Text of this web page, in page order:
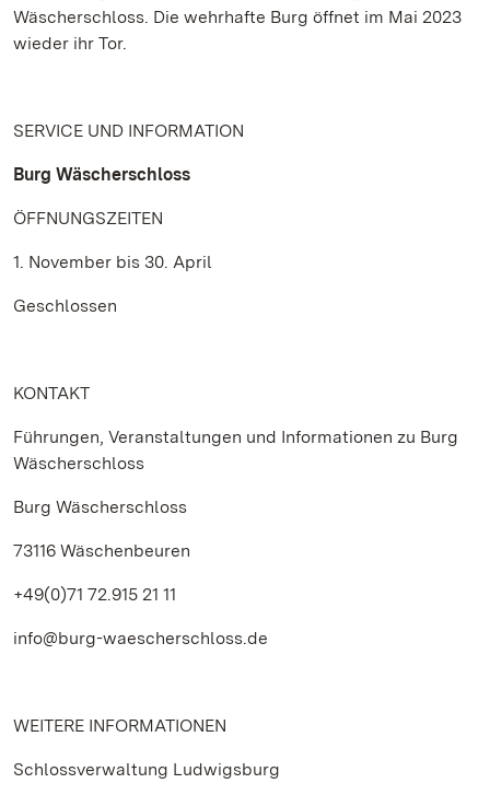
Wäscherschloss. Die wehrhafte Burg öffnet im Mai 2023
wieder ihr Tor.
SERVICE UND INFORMATION
Burg Wäscherschloss
ÖFFNUNGSZEITEN
1. November bis 30. April
Geschlossen
KONTAKT
Führungen, Veranstaltungen und Informationen zu Burg
Wäscherschloss
Burg Wäscherschloss
73116 Wäschenbeuren
+49(0)71 72.915 21 11
info@burg-waescherschloss.de
WEITERE INFORMATIONEN
Schlossverwaltung Ludwigsburg